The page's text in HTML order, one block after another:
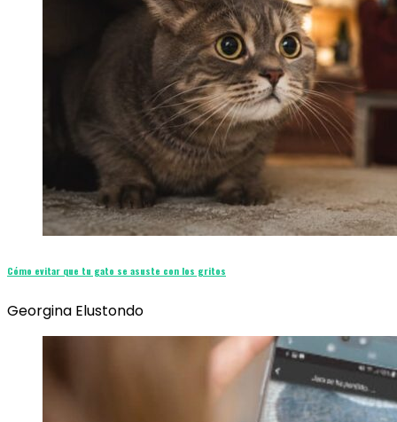
Cómo evitar que tu gato se asuste con los gritos
Georgina Elustondo